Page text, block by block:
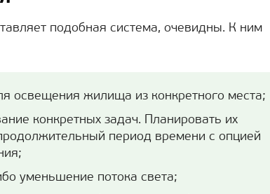
подобная система, очевидны. К ним
освещения жилища из конкретного места;
конкретных задач. Планировать их
период времени с опцией
уменьшение потока света;